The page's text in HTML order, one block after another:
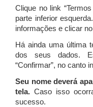
Clique no link
parte inferior
informações e clicar no
Há ainda uma última
dos seus dados.
“Confirmar”, no canto
Seu nome deverá
tela. Caso isso
sucesso.